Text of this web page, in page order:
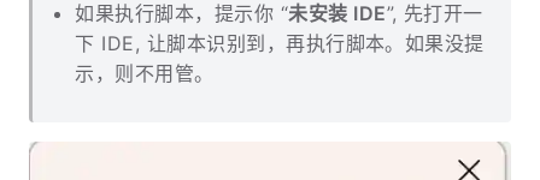
如果执行脚本，提示你 “未安装 IDE”, 先打开一
下 IDE, 让脚本识别到，再执行脚本。如果没提
示，则不用管。